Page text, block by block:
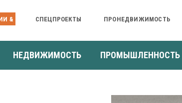
& СПЕЦПРОЕКТЫ ПРОНЕДВИЖИМОСТЬ
НЕДВИЖИМОСТЬ ПРОМЫШЛЕННОСТЬ